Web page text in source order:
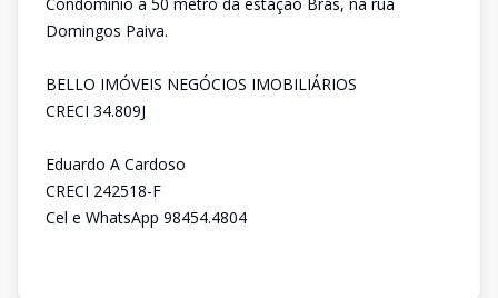
Domingos Paiva.
BELLO IMÓVEIS NEGÓCIOS IMOBILIÁRIOS
CRECI 34.809J
Eduardo A Cardoso
CRECI 242518-F
Cel e WhatsApp 98454.4804